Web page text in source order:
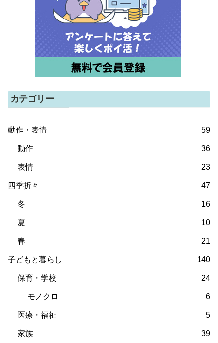
カテゴリー
動作・表情 59
動作 36
表情 23
四季折々 47
冬 16
夏 10
春 21
子どもと暮らし 140
保育・学校 24
モノクロ 6
医療・福祉 5
家族 39